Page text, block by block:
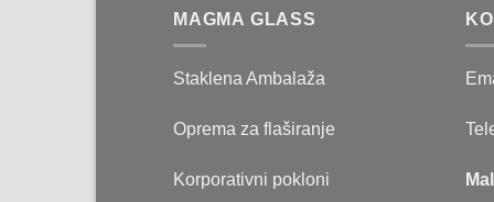
MAGMA GLASS
Staklena Ambalaža
Oprema za flaširanje
Korporativni pokloni